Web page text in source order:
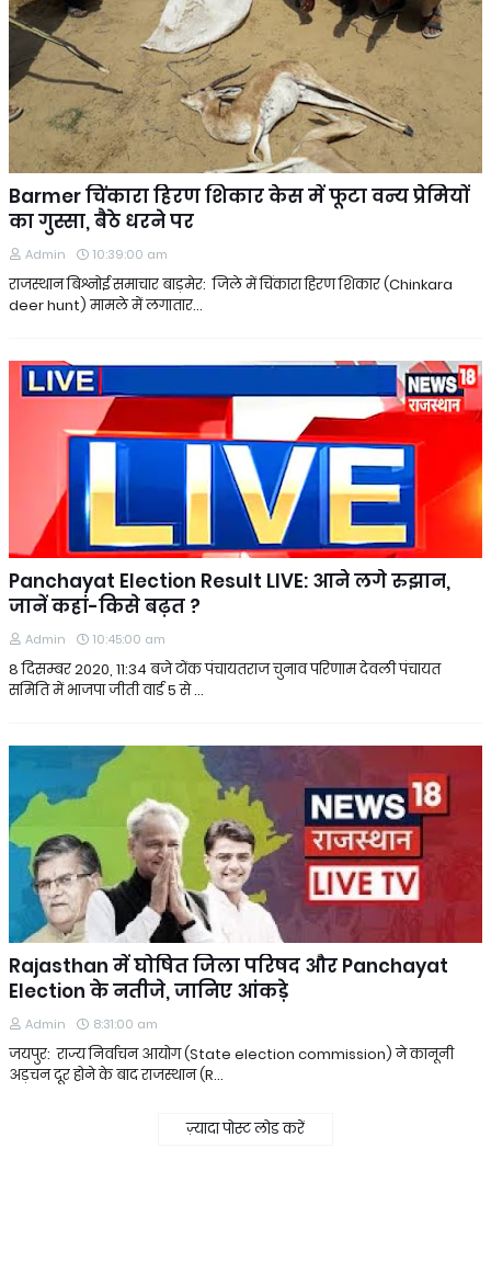
Barmer चिंकारा हिरण शिकार केस में फूटा वन्य प्रेमियों
का गुस्सा, बैठे धरने पर
Admin 10:39:00 am
राजस्थान बिश्नोई समाचार बाड़मेर: जिले में चिंकारा हिरण शिकार (Chinkara
deer hunt) मामले में लगातार…
Panchayat Election Result LIVE: आने लगे रुझान,
जानें कहां-किसे बढ़त ?
Admin 10:45:00 am
8 दिसम्बर 2020, 11:34 बजे टोंक पंचायतराज चुनाव परिणाम देवली पंचायत
समिति में भाजपा जीती वार्ड 5 से …
Rajasthan में घोषित जिला परिषद और Panchayat
Election के नतीजे, जानिए आंकड़े
Admin 8:31:00 am
जयपुर: राज्य निर्वाचन आयोग (State election commission) ने कानूनी
अड़चन दूर होने के बाद राजस्थान (R…
ज़्यादा पोस्ट लोड करें